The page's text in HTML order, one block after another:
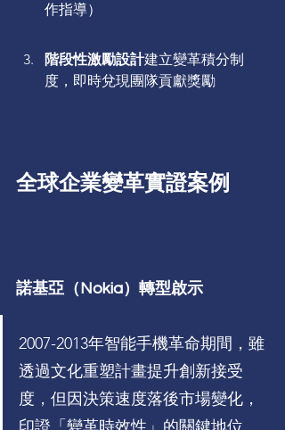
作指導）
階段性激勵設計建立變革積分制
度，即時兌現團隊貢獻獎勵
全球企業變革實證案例
諾基亞（Nokia）轉型啟示
2007-2013年智能手機革命期間，雖
透過文化重塑計畫提升創新接受
度，但因決策速度落後市場變化，